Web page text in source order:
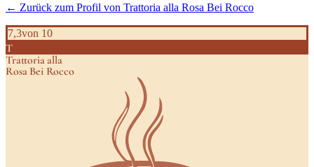
← Zurück zum Profil von Trattoria alla Rosa Bei Rocco
7,3von 10
T
Trattoria alla
Rosa Bei Rocco